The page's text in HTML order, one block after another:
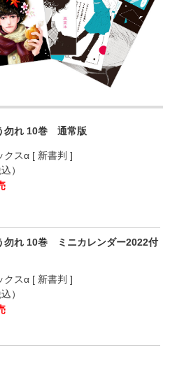
勿れ 10巻 通常版
クスα [ 新書判 ]
）
勿れ 10巻 ミニカレンダー2022付
クスα [ 新書判 ]
）